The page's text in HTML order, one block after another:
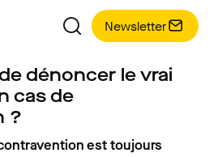
Newsletter
dénoncer le vrai
cas de
?
est toujours